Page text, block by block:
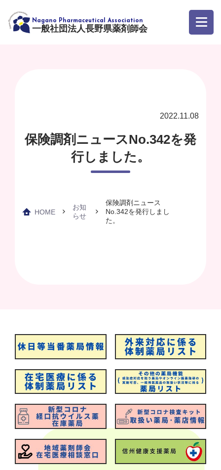
一般社団法人長野県薬剤師会
2022.11.08
保険調剤ニュースNo.342を発
行しました。
HOME
お知
らせ
保険調剤ニュース
No.342を発行しまし
た。